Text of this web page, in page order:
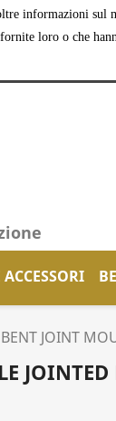
informazioni
loro o che
JOINT